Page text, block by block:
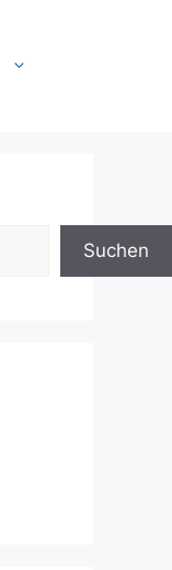
Suchen